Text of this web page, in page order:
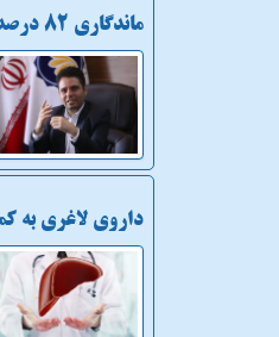
ماندگاری 82 درصدی نخبگان در کشور 420 دانش آموخته برتر جذب شدند
داروی لاغری به